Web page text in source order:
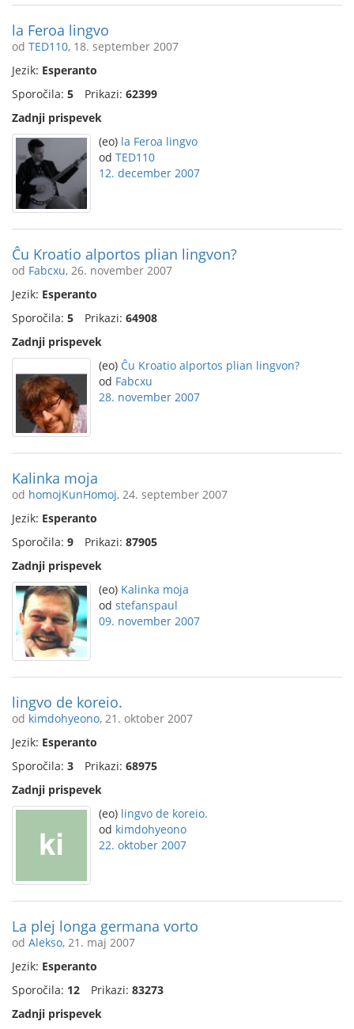
la Feroa lingvo
od TED110, 18. september 2007
Jezik: Esperanto
Sporočila: 5 Prikazi: 62399
Zadnji prispevek
(eo) la Feroa lingvo
od TED110
12. december 2007
Ĉu Kroatio alportos plian lingvon?
od Fabcxu, 26. november 2007
Jezik: Esperanto
Sporočila: 5 Prikazi: 64908
Zadnji prispevek
(eo) Ĉu Kroatio alportos plian lingvon?
od Fabcxu
28. november 2007
Kalinka moja
od homojKunHomoj, 24. september 2007
Jezik: Esperanto
Sporočila: 9 Prikazi: 87905
Zadnji prispevek
(eo) Kalinka moja
od stefanspaul
09. november 2007
lingvo de koreio.
od kimdohyeono, 21. oktober 2007
Jezik: Esperanto
Sporočila: 3 Prikazi: 68975
Zadnji prispevek
(eo) lingvo de koreio.
od kimdohyeono
22. oktober 2007
La plej longa germana vorto
od Alekso, 21. maj 2007
Jezik: Esperanto
Sporočila: 12 Prikazi: 83273
Zadnji prispevek